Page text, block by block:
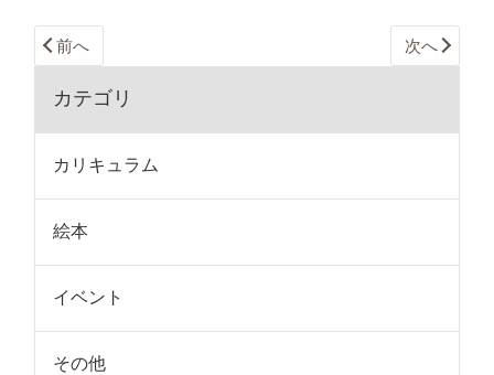
前へ 次へ
カテゴリ
カリキュラム
絵本
イベント
その他